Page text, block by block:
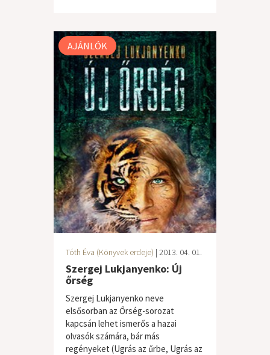
AJÁNLÓK
Tóth Éva (Könyvek erdeje) | 2013. 04. 01.
Szergej Lukjanyenko: Új
őrség
Szergej Lukjanyenko neve
elsősorban az Őrség-sorozat
kapcsán lehet ismerős a hazai
olvasók számára, bár más
regényeket (Ugrás az űrbe, Ugrás az